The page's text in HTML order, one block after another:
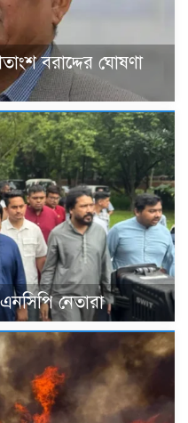
বরাদ্দের ঘোষণা
নেতারা